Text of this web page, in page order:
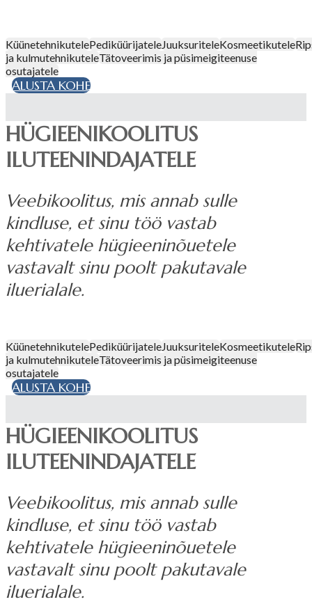
KüünetehnikutelePediküürijateleJuuksuriteleKosmeetikutele
ja kulmutehnikuteleTätoveerimis ja püsimeigiteenuse
osutajatele
ALUSTA KOHE
HÜGIEENIKOOLITUS
ILUTEENINDAJATELE
Veebikoolitus, mis annab sulle
kindluse, et sinu töö vastab
kehtivatele hügieeninõuetele
vastavalt sinu poolt pakutavale
iluerialale.
KüünetehnikutelePediküürijateleJuuksuriteleKosmeetikutele
ja kulmutehnikuteleTätoveerimis ja püsimeigiteenuse
osutajatele
ALUSTA KOHE
HÜGIEENIKOOLITUS
ILUTEENINDAJATELE
Veebikoolitus, mis annab sulle
kindluse, et sinu töö vastab
kehtivatele hügieeninõuetele
vastavalt sinu poolt pakutavale
iluerialale.